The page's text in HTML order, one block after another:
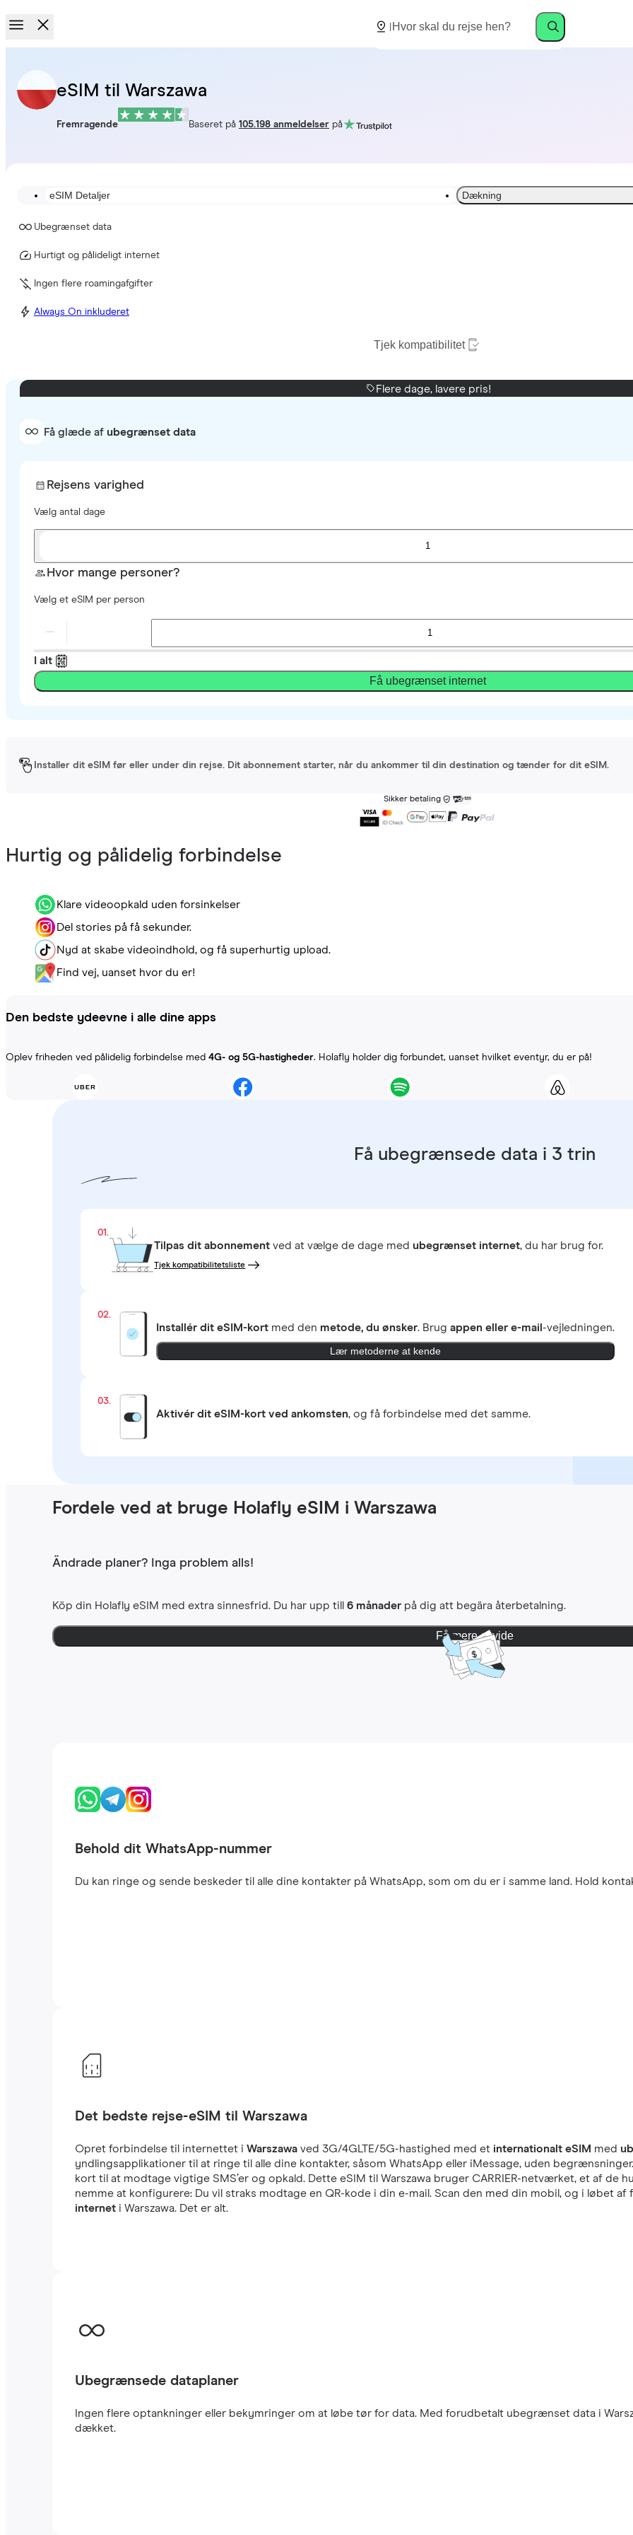
eSIM til Warszawa
Fremragende Baseret på 105.198 anmeldelser på
eSIM Detaljer Dækning
Ubegrænset data
Hurtigt og pålideligt internet
Ingen flere roamingafgifter
Always On inkluderet
Tjek kompatibilitet
Flere dage, lavere pris!
Få glæde af ubegrænset data
Rejsens varighed
Vælg antal dage
1
Hvor mange personer?
Vælg et eSIM per person
I alt
Få ubegrænset internet
Installer dit eSIM før eller under din rejse. Dit abonnement starter, når du ankommer til din destination og tænder for dit eSIM.
Sikker betaling
Hurtig og pålidelig forbindelse
Klare videoopkald uden forsinkelser
Del stories på få sekunder.
Nyd at skabe videoindhold, og få superhurtig upload.
Find vej, uanset hvor du er!
Den bedste ydeevne i alle dine apps
Oplev friheden ved pålidelig forbindelse med 4G- og 5G-hastigheder. Holafly holder dig forbundet, uanset hvilket eventyr, du er på!
Få ubegrænsede data i 3 trin
01.
Tilpas dit abonnement ved at vælge de dage med ubegrænset internet, du har brug for.
Tjek kompatibilitetsliste
02.
Installér dit eSIM-kort med den metode, du ønsker. Brugappen eller e-mail-vejledningen.
Lær metoderne at kende
03.
Aktivér dit eSIM-kort ved ankomsten, og få forbindelse med det samme.
Fordele ved at bruge Holafly eSIM i Warszawa
Ändrade planer? Inga problem alls!
Köp din Holafly eSIM med extra sinnesfrid. Du har upp till6 månader på dig att begära återbetalning.
Få mere at vide
Behold dit WhatsApp-nummer
Du kan ringe og sende beskeder til alle dine kontakter på WhatsApp, som om du er i samme land. Hold
Det bedste rejse-eSIM til Warszawa
Opret forbindelse til internettet iWarszawa ved 3G/4GLTE/5G-hastighed med et internationalt eSIM med
yndlingsapplikationer til at ringe til alle dine kontakter, såsom WhatsApp eller iMessage, uden
kort til at modtage vigtige SMS’er og opkald. Dette eSIM til Warszawa bruger CARRIER-netværket, et af de
nemme at konfigurere: Du vil straks modtage en QR-kode i din e-mail. Scan den med din mobil, og i løbet af
internet i Warszawa. Det er alt.
Ubegrænsede dataplaner
Ingen flere optankninger eller bekymringer om at løbe tør for data. Med forudbetalt ubegrænset data i
dækket.